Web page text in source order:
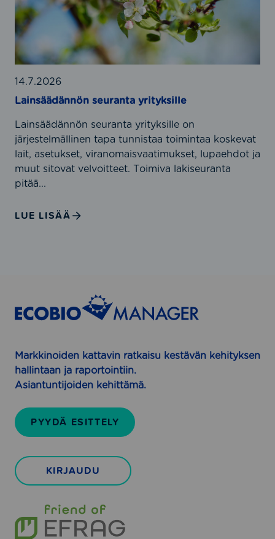
d
a
r
d
i
t
?
t
e
n
m
k
a
u
e
h
t
a
r
i
t
k
s
l
s
ä
ä
d
ä
n
n
n
s
e
u
r
n
y
i
l
l
14.7.2026
Lainsäädännön seuranta yrityksille
Lainsäädännön seuranta yrityksille on
järjestelmällinen tapa tunnistaa toimintaa koskevat
lait, asetukset, viranomaisvaatimukset, lupaehdot ja
muut sitovat velvoitteet. Toimiva lakiseuranta
pitää...
LUE LISÄÄ
Markkinoiden kattavin ratkaisu kestävän kehityksen
hallintaan ja raportointiin.
Asiantuntijoiden kehittämä.
PYYDÄ ESITTELY
KIRJAUDU